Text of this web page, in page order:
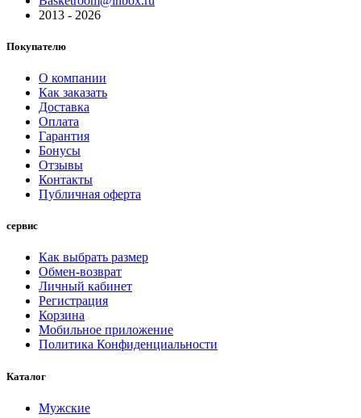
2013 - 2026
Покупателю
О компании
Как заказать
Доставка
Оплата
Гарантия
Бонусы
Отзывы
Контакты
Публичная оферта
сервис
Как выбрать размер
Обмен-возврат
Личный кабинет
Регистрация
Корзина
Мобильное приложение
Политика Конфиденциальности
Каталог
Мужские